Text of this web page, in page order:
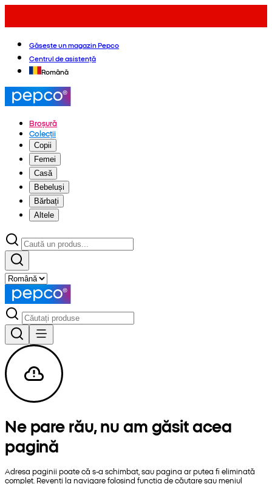
Găsește un magazin Pepco
Centrul de asistență
Română
Broșură
Colecții
Copii
Femei
Casă
Bebeluși
Bărbați
Altele
Ne pare rău, nu am găsit acea
pagină
Adresa paginii poate că s-a schimbat, sau pagina ar putea fi eliminată
complet. Revenți la navigare folosind funcția de căutare sau meniul